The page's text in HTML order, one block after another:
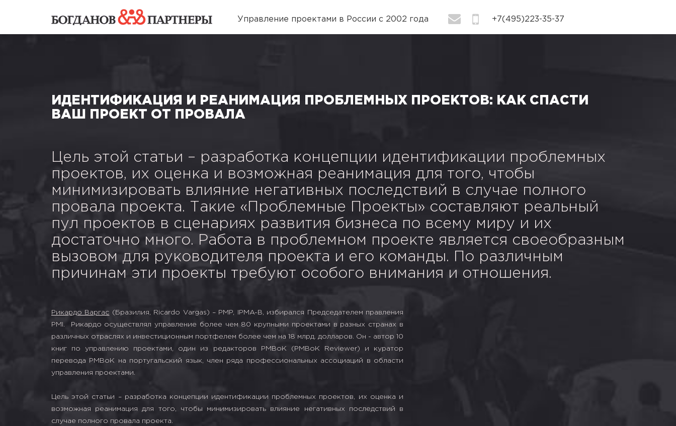
Управление проектами в России с 2002 года info@bogdanov-associates.com
+7(495)223-35-37
ИДЕНТИФИКАЦИЯ И РЕАНИМАЦИЯ ПРОБЛЕМНЫХ ПРОЕКТОВ: КАК СПАСТИ
ВАШ ПРОЕКТ ОТ ПРОВАЛА
Цель этой статьи – разработка концепции идентификации проблемных
проектов, их оценка и возможная реанимация для того, чтобы
минимизировать влияние негативных последствий в случае полного
провала проекта. Такие «Проблемные Проекты» составляют реальный
пул проектов в сценариях развития бизнеса по всему миру и их
достаточно много. Работа в проблемном проекте является своеобразным
вызовом для руководителя проекта и его команды. По различным
причинам эти проекты требуют особого внимания и отношения.
Рикардо Варгас (Бразилия, Ricardo Vargas) – PMP, IPMA-B, избирался Председателем правления
PMI. Рикардо осуществлял управление более чем 80 крупными проектами в разных странах в
различных отраслях и инвестиционным портфелем более чем на 18 млрд. долларов. Он - автор 10
книг по управлению проектами, один из редакторов PMBoK (PMBoK Reviewer) и куратор
перевода PMBoK на португальский язык, член ряда профессиональных ассоциаций в области
управления проектами.
Цель этой статьи – разработка концепции идентификации проблемных проектов, их оценка и
возможная реанимация для того, чтобы минимизировать влияние негативных последствий в
случае полного провала проекта.